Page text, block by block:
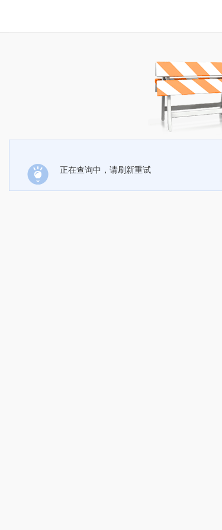
正在查询中，请刷新重试